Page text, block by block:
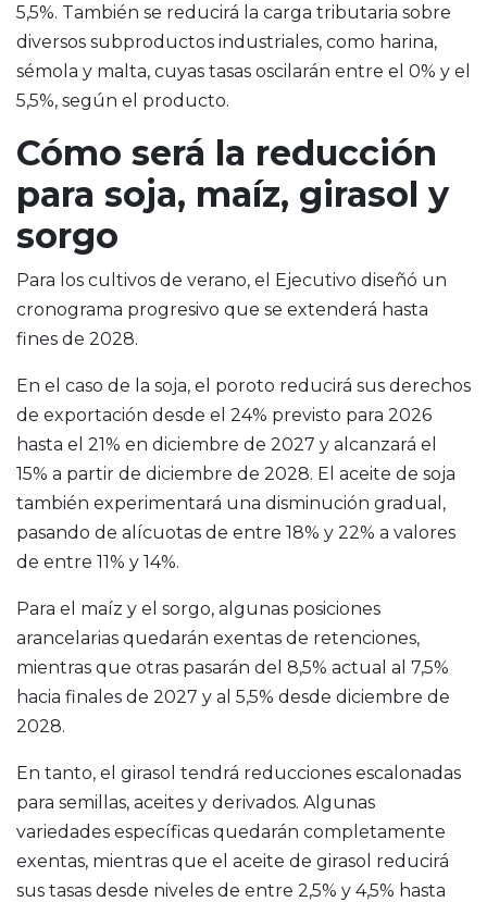
5,5%. También se reducirá la carga tributaria sobre
diversos subproductos industriales, como harina,
sémola y malta, cuyas tasas oscilarán entre el 0% y el
5,5%, según el producto.
Cómo será la reducción
para soja, maíz, girasol y
sorgo
Para los cultivos de verano, el Ejecutivo diseñó un
cronograma progresivo que se extenderá hasta
fines de 2028.
En el caso de la soja, el poroto reducirá sus derechos
de exportación desde el 24% previsto para 2026
hasta el 21% en diciembre de 2027 y alcanzará el
15% a partir de diciembre de 2028. El aceite de soja
también experimentará una disminución gradual,
pasando de alícuotas de entre 18% y 22% a valores
de entre 11% y 14%.
Para el maíz y el sorgo, algunas posiciones
arancelarias quedarán exentas de retenciones,
mientras que otras pasarán del 8,5% actual al 7,5%
hacia finales de 2027 y al 5,5% desde diciembre de
2028.
En tanto, el girasol tendrá reducciones escalonadas
para semillas, aceites y derivados. Algunas
variedades específicas quedarán completamente
exentas, mientras que el aceite de girasol reducirá
sus tasas desde niveles de entre 2,5% y 4,5% hasta